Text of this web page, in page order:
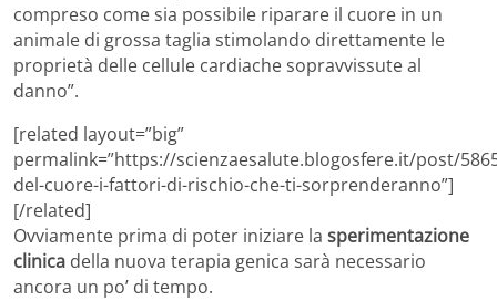
compreso come sia possibile riparare il cuore in un
animale di grossa taglia stimolando direttamente le
proprietà delle cellule cardiache sopravvissute al
danno”.
[related layout=”big”
permalink=”https://scienzaesalute.blogosfere.it/post/
del-cuore-i-fattori-di-rischio-che-ti-sorprenderanno”]
[/related]
Ovviamente prima di poter iniziare la sperimentazione
clinica della nuova terapia genica sarà necessario
ancora un po’ di tempo.